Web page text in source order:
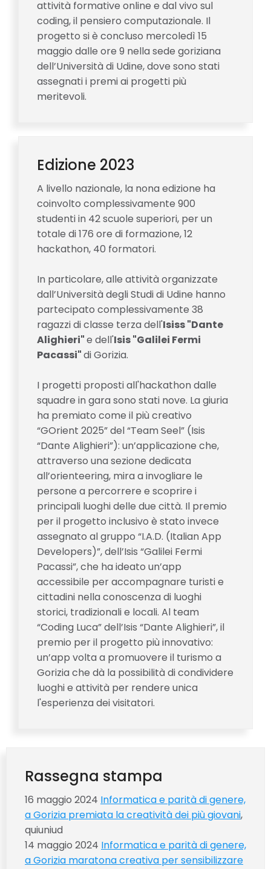
attività formative online e dal vivo sul
coding, il pensiero computazionale. Il
progetto si è concluso mercoledì 15
maggio dalle ore 9 nella sede goriziana
dell’Università di Udine, dove sono stati
assegnati i premi ai progetti più
meritevoli.
Edizione 2023
A livello nazionale, la nona edizione ha
coinvolto complessivamente 900
studenti in 42 scuole superiori, per un
totale di 176 ore di formazione, 12
hackathon, 40 formatori.
In particolare, alle attività organizzate
dall’Università degli Studi di Udine hanno
partecipato complessivamente 38
ragazzi di classe terza dell'Isiss "Dante
Alighieri"e dell'Isis "Galilei Fermi
Pacassi"di Gorizia.
I progetti proposti all'hackathon dalle
squadre in gara sono stati nove. La giuria
ha premiato come il più creativo
“GOrient 2025” del “Team Seel” (Isis
“Dante Alighieri”): un’applicazione che,
attraverso una sezione dedicata
all’orienteering, mira a invogliare le
persone a percorrere e scoprire i
principali luoghi delle due città. Il premio
per il progetto inclusivo è stato invece
assegnato al gruppo “I.A.D. (Italian App
Developers)”, dell’Isis “Galilei Fermi
Pacassi”, che ha ideato un’app
accessibile per accompagnare turisti e
cittadini nella conoscenza di luoghi
storici, tradizionali e locali. Al team
“Coding Luca” dell’Isis “Dante Alighieri”, il
premio per il progetto più innovativo:
un’app volta a promuovere il turismo a
Gorizia che dà la possibilità di condividere
luoghi e attività per rendere unica
l'esperienza dei visitatori.
Rassegna stampa
16 maggio 2024 Informatica e parità di genere,
a Gorizia premiata la creatività dei più giovani,
quiuniud
14 maggio 2024 Informatica e parità di genere,
a Gorizia maratona creativa per sensibilizzare